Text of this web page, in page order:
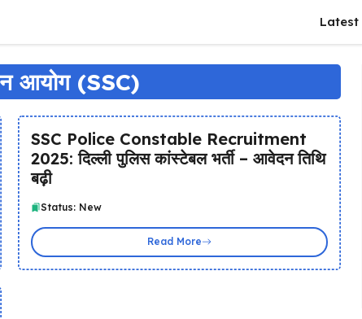
Latest
आयोग (SSC)
SSC Police Constable Recruitment
2025: दिल्ली पुलिस कांस्टेबल भर्ती – आवेदन तिथि
बढ़ी
Status: New
Read More